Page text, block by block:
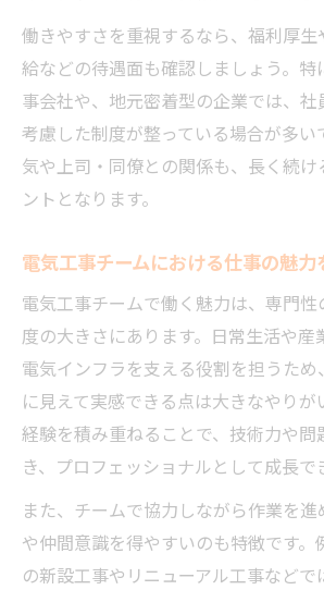
働きやすさを重視するなら、福利厚生
給などの待遇面も確認しましょう。特
事会社や、地元密着型の企業では、社
考慮した制度が整っている場合が多い
気や上司・同僚との関係も、長く続け
ントとなります。
電気工事チームにおける仕事の魅力
電気工事チームで働く魅力は、専門
度の大きさにあります。日常生活や産
電気インフラを支える役割を担うため
に見えて実感できる点は大きなやりが
経験を積み重ねることで、技術力や問
き、プロフェッショナルとして成長で
また、チームで協力しながら作業を
や仲間意識を得やすいのも特徴です。
の新設工事やリニューアル工事などで